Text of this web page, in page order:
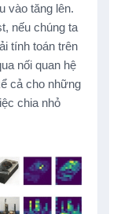
vào tăng lên.
nếu chúng ta
tính toán trên
nối quan hệ
cả cho những
chia nhỏ